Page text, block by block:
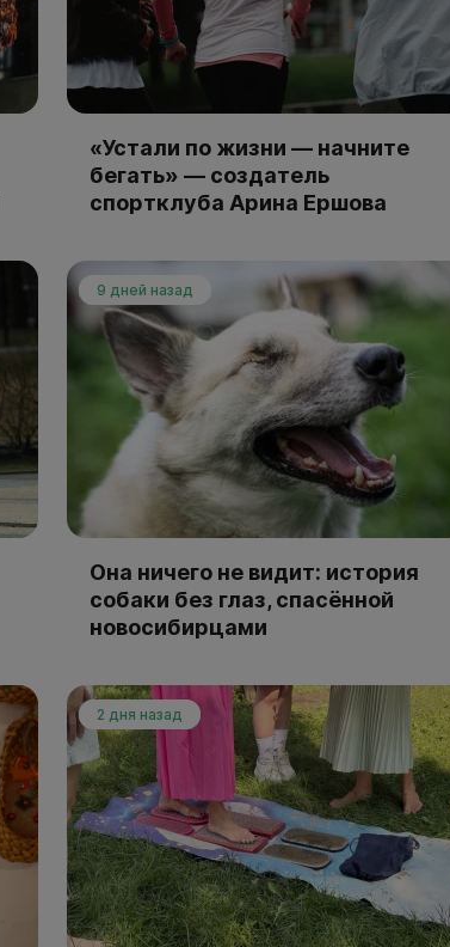
«Устали по жизни — начните
бегать» — создатель
спортклуба Арина Ершова
9 дней назад
Она ничего не видит: история
собаки без глаз, спасённой
новосибирцами
2 дня назад